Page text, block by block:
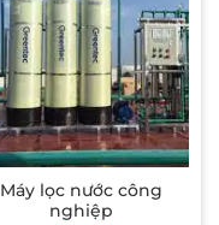
Máy lọc nước công
nghiệp